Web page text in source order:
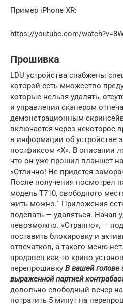
Пример iPhone XR:
https://youtube.com/
Прошивка
LDU устройства снабжены
которой есть множество
которые нельзя удалять,
и управления сканером
демонстрационным
включается через некоторое
в информации об устройстве
постфиксом «X». В описании
что он уже прошил планшет
«Отлично! Не придется
После получения посмотрел
модель T710, свободного
жить можно.` Приложения
поделать — удаляться. Начал
невозможно. «Странно», —
поставить блокировку и
отпечатков, а такого меню
продавец как-то криво
перепрошивку В вашей голове
выраженной партией
довольно свободный вечер
потратить 5 минут на